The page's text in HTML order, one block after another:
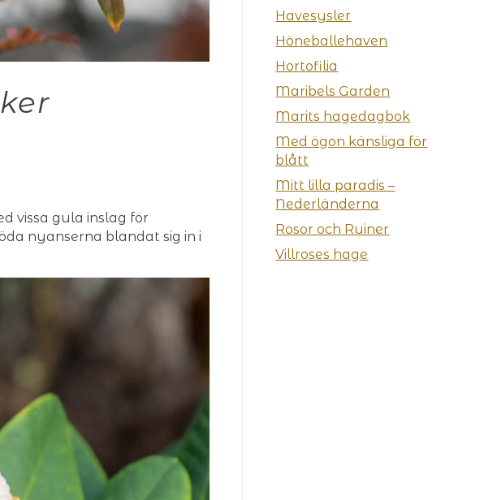
vissa gula inslag för
nyanserna blandat sig in i
Havesysler
Höneballehaven
Hortofilia
Maribels Garden
Marits hagedagbok
Med ögon känsliga för
blått
Mitt lilla paradis –
Nederländerna
Rosor och Ruiner
Villroses hage